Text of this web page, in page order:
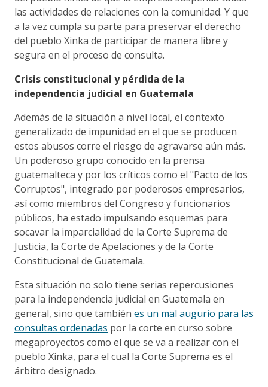
las actividades de relaciones con la comunidad. Y que
a la vez cumpla su parte para preservar el derecho
del pueblo Xinka de participar de manera libre y
segura en el proceso de consulta.
Crisis constitucional y pérdida de la
independencia judicial en Guatemala
Además de la situación a nivel local, el contexto
generalizado de impunidad en el que se producen
estos abusos corre el riesgo de agravarse aún más.
Un poderoso grupo conocido en la prensa
guatemalteca y por los críticos como el "Pacto de los
Corruptos", integrado por poderosos empresarios,
así como miembros del Congreso y funcionarios
públicos, ha estado impulsando esquemas para
socavar la imparcialidad de la Corte Suprema de
Justicia, la Corte de Apelaciones y de la Corte
Constitucional de Guatemala.
Esta situación no solo tiene serias repercusiones
para la independencia judicial en Guatemala en
general, sino que también es un mal augurio para las
consultas ordenadas por la corte en curso sobre
megaproyectos como el que se va a realizar con el
pueblo Xinka, para el cual la Corte Suprema es el
árbitro designado.